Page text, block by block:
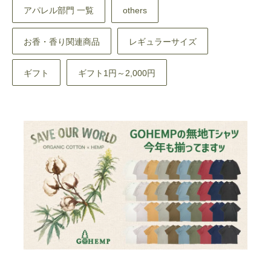
アパレル部門 一覧 others
お香・香り関連商品 レギュラーサイズ
ギフト ギフト1円～2,000円